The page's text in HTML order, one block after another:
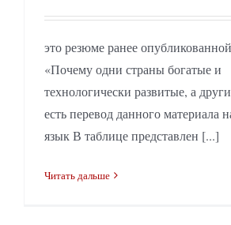
это резюме ранее
«Почему одни страны богатые и
технологически развитые, а
есть перевод данного материала
язык В таблице представлен [...]
Читать дальше